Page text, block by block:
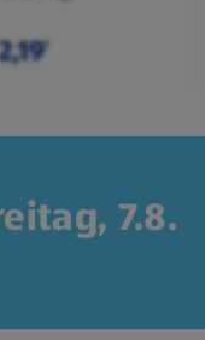
¹
7.8.